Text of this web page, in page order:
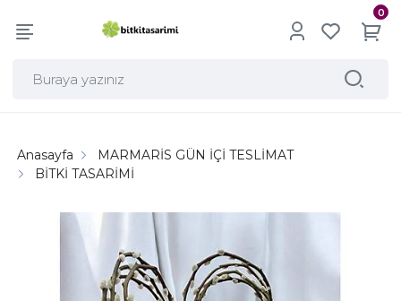
0
Anasayfa
MARMARİS GÜN İÇİ TESLİMAT
BİTKİ TASARİMİ